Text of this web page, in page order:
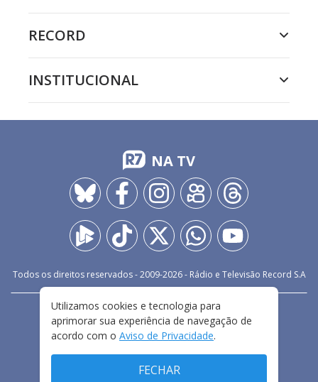
RECORD
INSTITUCIONAL
NA TV
Todos os direitos reservados - 2009-2026- Rádio e Televisão Record S.A
FALE CONOSCO
PRIVACIDADE
TERMOS E CONDIÇÕES DE USO
Utilizamos cookies e tecnologia para
aprimorar sua experiência de navegação de
acordo com o Aviso de Privacidade.
FECHAR